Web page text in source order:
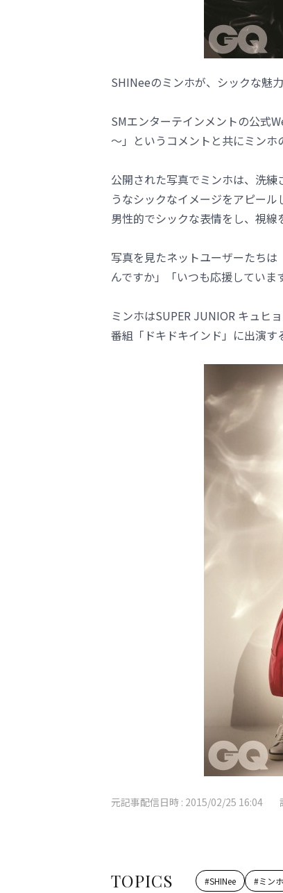
SHINeeのミンホが、シックな魅
SMエンターテインメントの公式
～」というコメントと共にミンホ
公開された写真でミンホは、洗
うなシックなイメージをアピール
男性的でシックな表情をし、視線
写真を見たネットユーザーたち
んですか」「いつも応援していま
ミンホはSUPER JUNIOR キュヒ
番組「ドキドキインド」に出演す
元記事配信日時 : 2015/02/25 16:04
TOPICS #SHINee #ミンホ